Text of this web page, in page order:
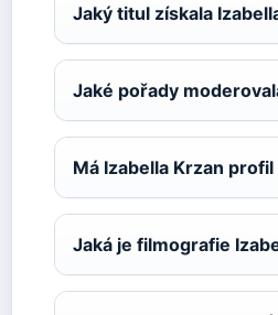
Jaký titul získala
Jaké pořady
Má Izabella Krzan
Jaká je filmografie